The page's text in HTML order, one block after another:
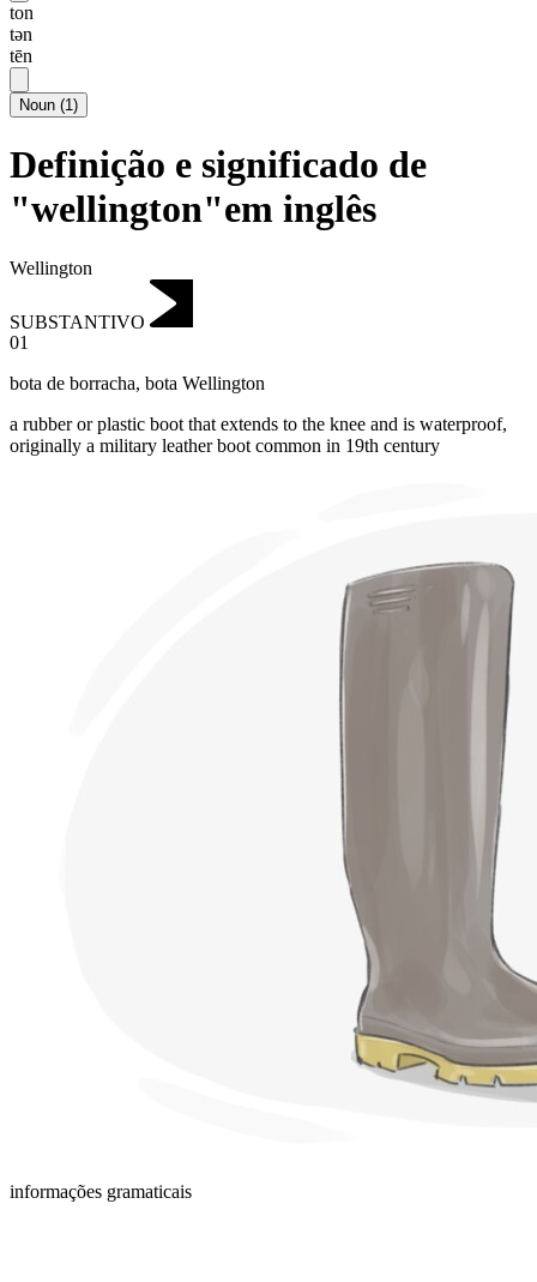
ton
tən
tēn
Noun (1)
Definição e significado de
"wellington"em inglês
Wellington
SUBSTANTIVO
01
bota de borracha, bota Wellington
a rubber or plastic boot that extends to the knee and is waterproof,
originally a military leather boot common in 19th century
informações gramaticais